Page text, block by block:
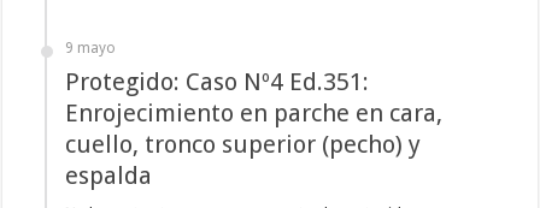
9 mayo
Protegido: Caso Nº4 Ed.351:
Enrojecimiento en parche en cara,
cuello, tronco superior (pecho) y
espalda